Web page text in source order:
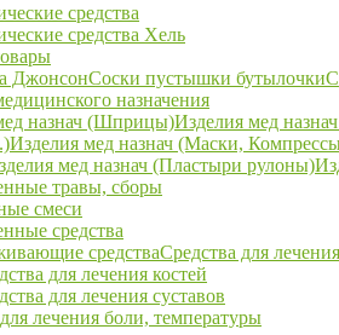
средства
средства Хель
ДжонсонСоски пустышки бутылочки
назначения
назнач (Шприцы)Изделия мед
Изделия мед назнач (Маски,
мед назнач (Пластыри рулоны)
травы, сборы
смеси
средства
средстваСредства для
для лечения костей
для лечения суставов
лечения боли, температуры